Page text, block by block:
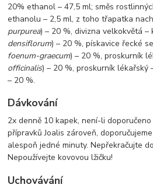
20% ethanol – 47,5 ml; směs
ethanolu – 2,5 ml, z toho třapatka
purpurea) – 20 %, divizna velkokvětá –
densiflorum) – 20 %, pískavice řecké
foenum-graecum) – 20 %, proskurník
officinalis) – 20 %, proskurník lékařský
– 20 %.
Dávkování
2x denně 10 kapek, není-li
přípravků Joalis zároveň,
alespoň jedné minuty. Nepřekračujte
Nepoužívejte kovovou lžičku!
Uchovávání